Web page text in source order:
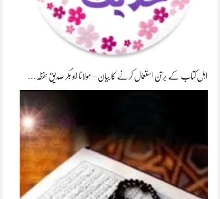
اہل کتاب کے برتن استعمال کرنے کا بیان – مولانا ابو بکر صدیق حفظہ…